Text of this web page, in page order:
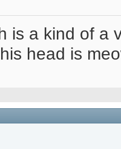
is a kind of a
head is